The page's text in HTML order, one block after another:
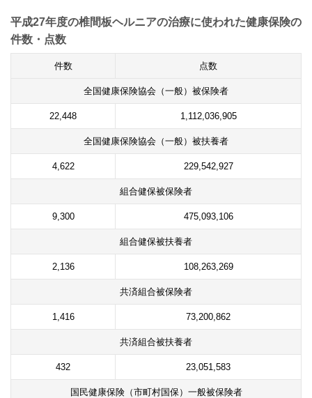
平成27年度の椎間板ヘルニアの治療に使われた健康保険の
件数・点数
件数 点数
全国健康保険協会（一般）被保険者
22,448 1,112,036,905
全国健康保険協会（一般）被扶養者
4,622 229,542,927
組合健保被保険者
9,300 475,093,106
組合健保被扶養者
2,136 108,263,269
共済組合被保険者
1,416 73,200,862
共済組合被扶養者
432 23,051,583
国民健康保険（市町村国保）一般被保険者